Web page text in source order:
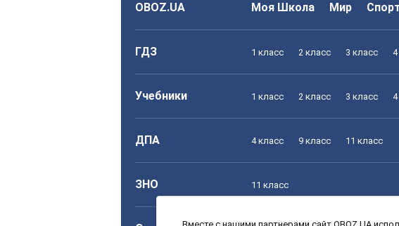
OBOZ.UA Моя Школа Мир
ГДЗ 1 класс 2 класс 3 класс
Учебники 1 класс 2 класс 3 класс
ДПА 4 класс 9 класс 11 класс
ЗНО 11 класс